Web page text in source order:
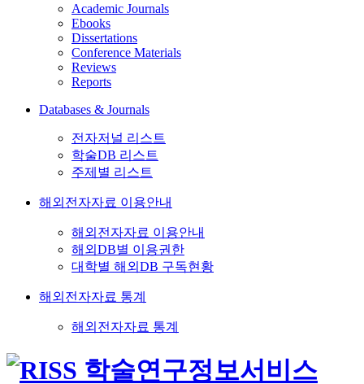
Academic Journals
Ebooks
Dissertations
Conference Materials
Reviews
Reports
Databases & Journals
전자저널 리스트
학술DB 리스트
주제별 리스트
해외전자자료 이용안내
해외전자자료 이용안내
해외DB별 이용권한
대학별 해외DB 구독현황
해외전자자료 통계
해외전자자료 통계